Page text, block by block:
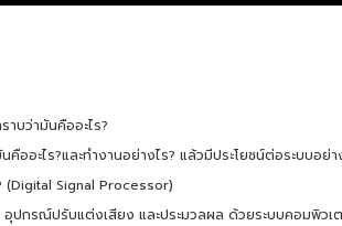
บว่ามันคืออะไร?
ออะไร?และทำงานอย่างไร? แล้วมีประโยชน์ต่อระบบอย่า
(Digital Signal Processor)
อุปกรณ์ปรับแต่งเสียง และประมวลผล ด้วยระบบคอมพิวเ